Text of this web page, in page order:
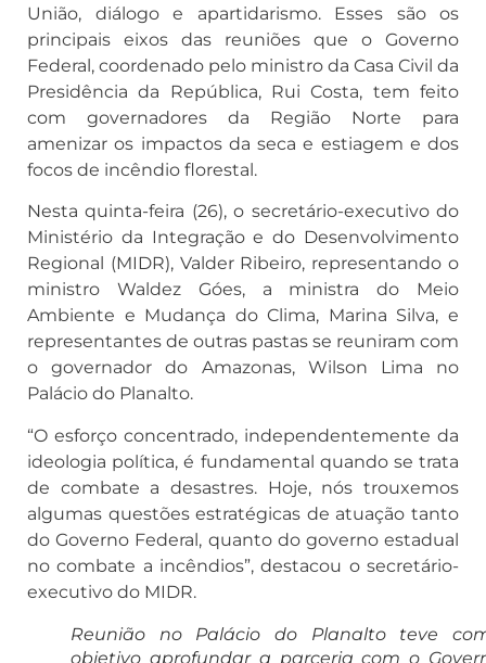
União, diálogo e apartidarismo. Esses são os
principais eixos das reuniões que o Governo
Federal, coordenado pelo ministro da Casa Civil da
Presidência da República, Rui Costa, tem feito
com governadores da Região Norte para
amenizar os impactos da seca e estiagem e dos
focos de incêndio florestal.
Nesta quinta-feira (26), o secretário-executivo do
Ministério da Integração e do Desenvolvimento
Regional (MIDR), Valder Ribeiro, representando o
ministro Waldez Góes, a ministra do Meio
Ambiente e Mudança do Clima, Marina Silva, e
representantes de outras pastas se reuniram com
o governador do Amazonas, Wilson Lima no
Palácio do Planalto.
“O esforço concentrado, independentemente da
ideologia política, é fundamental quando se trata
de combate a desastres. Hoje, nós trouxemos
algumas questões estratégicas de atuação tanto
do Governo Federal, quanto do governo estadual
no combate a incêndios”, destacou o secretário-
executivo do MIDR.
Reunião no Palácio do Planalto teve
objetivo aprofundar a parceria com o